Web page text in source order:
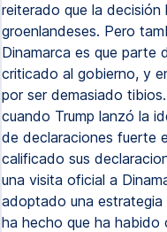
reiterado que la decisión
groenlandeses. Pero
Dinamarca es que parte
criticado al gobierno, y
por ser demasiado
cuando Trump lanzó la
de declaraciones fuerte
calificado sus
una visita oficial a
adoptado una estrategia
ha hecho que ha